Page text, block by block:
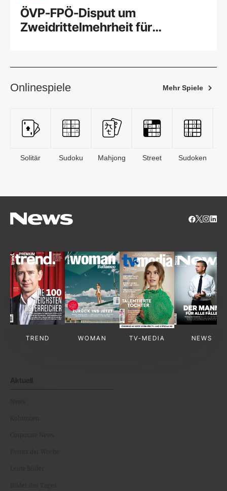
ÖVP-FPÖ-Disput um
Zweidrittelmehrheit für
Onlinespiele Mehr Spiele
Solitär Sudoku Mahjong Street Sudoken
TREND WOMAN TV-MEDIA NEWS